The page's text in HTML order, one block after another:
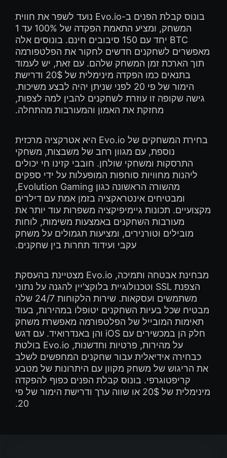
בונוס קבלת הפנים ב-Evo.io נועד לשפר את חווית
המשחק, ומציע התאמת הפקדה של 100% עד 1
BTC יחד עם 150 סיבובים חינם. בונוסים אלה
מאפשרים לשחקנים חדשים לחקור את הפלטפורמה
תוך הארכת זמן המשחק שלהם. עם זאת, יש לעמוד
בתנאים כמו הפקדה מינימלית של 20$ ודרישת
הימור של פי 20 לפני שניתן יהיה לבצע משיכות.
גישה שקופה זו עוזרת לשחקנים להבין למה לצפות,
מחזקת את האמון והמעורבות מהתחלה.
בחירת המשחקים של Evo.io היא אטרקציה מרכזית
נוספת, עם מגוון רחב של משבצות, משחקי
התרסקות ומשחקי שולחן. חובבי קזינו חי יכולים
ליהנות מחוויות סוחפות המופעלות על ידי ספקים
מהשורה הראשונה כגון Evolution Gaming,
ומבטיחים אינטראקציה בזמן אמת עם דילרים
מקצועיים. תכונות גיימיפיקציה משפרות עוד יותר את
מעורבות השחקנים באמצעות משימות, לוחות
מובילים וטורנירים, ומציעות תגמולים על משחק
עקבי ועידוד תחרות בין שחקנים.
מבחינת אבטחה ותמיכה, Evo.io מצטיינת בהעסקת
הצפנת SSL וטכנולוגיית בלוקצ'יין להגנה על נתוני
משתמשים ועסקאות. שירות הלקוחות 24/7 שלה
מבטיח שכל בעיות השחקנים יטופלו במהירות, בעוד
תאימות המובייל של הפלטפורמה מאפשרת משחק
חלק הן במכשירים עם iOS והן באנדרואיד. עם דגש
על מהירות, פרטיות וחדשנות, Evo.io בולטת
כבחירה אידיאלית עבור שחקנים המחפשים לשלב
את הריגוש של משחק מקוון עם היתרונות של מטבע
קריפטוגרפי. בונוס קבלת הפנים כפוף להפקדה
מינימלית של 20$ או שווה ערך ודרישת הימור של פי
20.